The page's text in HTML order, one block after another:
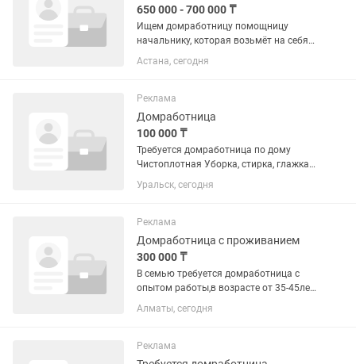
650 000 - 700 000 ₸
Ищем домработницу помощницу
начальнику, которая возьмёт на себя
глажку, готовку, уборку и поездки по
городам Казахстана Обязанности
Уборка помещений Сопровождение и...
Астана, сегодня
Реклама
Домработница
100 000 ₸
Требуется домработница по дому
Чистоплотная Уборка, стирка, глажка
График в неделю 2 раза с 9:00 до 18:00
2 х этажный дом
Уральск, сегодня
Реклама
Домработница с проживанием
300 000 ₸
В семью требуется домработница с
опытом работы,в возрасте от 35-45лет.
Дом 700кв,каждый день все мыть не
нужно,все по зонам. В обязанности
готовки,стирки и...
Алматы, сегодня
Реклама